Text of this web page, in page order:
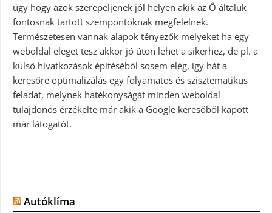
úgy hogy azok szerepeljenek jól helyen akik az Ő általuk
fontosnak tartott szempontoknak megfelelnek.
Természetesen vannak alapok tényezők melyeket ha egy
weboldal eleget tesz akkor jó úton lehet a sikerhez, de pl. a
külső hivatkozások építéséből sosem elég, így hát a
keresőre optimalizálás egy folyamatos és szisztematikus
feladat, melynek hatékonyságát minden weboldal
tulajdonos érzékelte már akik a Google keresőből kapott
már látogatót.
Autóklíma